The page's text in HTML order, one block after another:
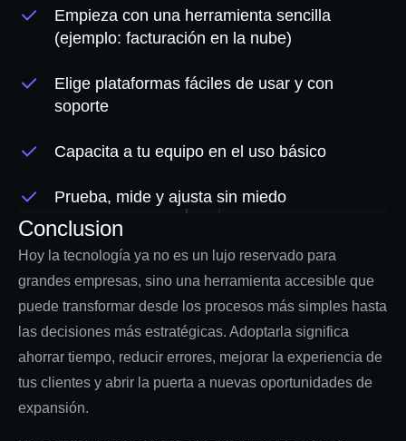
Empieza con una herramienta sencilla
(ejemplo: facturación en la nube)
Elige plataformas fáciles de usar y con
soporte
Capacita a tu equipo en el uso básico
Prueba, mide y ajusta sin miedo
Conclusion
Hoy la tecnología ya no es un lujo reservado para
grandes empresas, sino una herramienta accesible que
puede transformar desde los procesos más simples hasta
las decisiones más estratégicas. Adoptarla significa
ahorrar tiempo, reducir errores, mejorar la experiencia de
tus clientes y abrir la puerta a nuevas oportunidades de
expansión.